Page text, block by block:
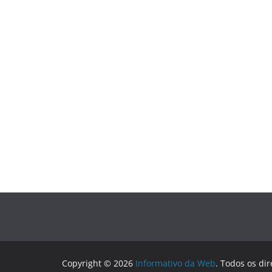
Copyright © 2026 Informativo da Web. Todos os